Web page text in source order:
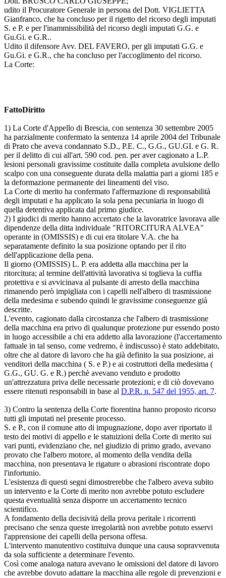
udito il Procuratore Generale in persona del Dott. VIGLIETTA
Gianfranco, che ha concluso per il rigetto del ricorso degli imputati
S. e P. e per l'inammissibilità del ricorso degli imputati G.G. e
Gu.Gi. e G.R..
Udito il difensore Avv. DEL FAVERO, per gli imputati G.G. e
Gu.Gi. e G.R., che ha concluso per l'accoglimento del ricorso.
La Corte:
FattoDiritto
1) La Corte d'Appello di Brescia, con sentenza 30 settembre 2005
ha parzialmente confermato la sentenza 14 aprile 2004 del Tribunale
di Prato che aveva condannato S.D., P.E. C., G.G., GU.GI. e G. R.
per il delitto di cui all'art. 590 cod. pen. per aver cagionato a L.P.
lesioni personali gravissime costituite dalla completa avulsione dello
scalpo con una conseguente durata della malattia pari a giorni 185 e
la deformazione permanente dei lineamenti del viso.
La Corte di merito ha confermato l'affermazione di responsabilità
degli imputati e ha applicato la sola pena pecuniaria in luogo di
quella detentiva applicata dal primo giudice.
2) I giudici di merito hanno accertato che la lavoratrice lavorava alle
dipendenze della ditta individuale "RITORCITURA ALVEA"
operante in (OMISSIS) e di cui era titolare V.A. che ha
separatamente definito la sua posizione optando per il rito
dell'applicazione della pena.
Il giorno (OMISSIS) L. P. era addetta alla macchina per la
ritorcitura; al termine dell'attività lavorativa si toglieva la cuffia
protettiva e si avvicinava al pulsante di arresto della macchina
rimanendo però impigliata con i capelli nell'albero di trasmissione
della medesima e subendo quindi le gravissime conseguenze già
descritte.
L'evento, cagionato dalla circostanza che l'albero di trasmissione
della macchina era privo di qualunque protezione pur essendo posto
in luogo accessibile a chi era addetto alla lavorazione (l'accertamento
fattuale in tal senso, come vedremo, è indiscusso) è stato addebitato,
oltre che al datore di lavoro che ha già definito la sua posizione, ai
venditori della macchina ( S. e P.) e ai costruttori della medesima (
G.G., GU. G. e R.) perchè avevano venduto e prodotto
un'attrezzatura priva delle necessarie protezioni; e di ciò dovevano
essere ritenuti responsabili in base al D.P.R. n. 547 del 1955, art. 7.
3) Contro la sentenza della Corte fiorentina hanno proposto ricorso
tutti gli imputati nel presente processo.
S. e P., con il comune atto di impugnazione, dopo aver riportato il
testo dei motivi di appello e le statuizioni della Corte di merito sui
vari punti, evidenziano che, nel giudizio di primo grado, avevano
provato che l'albero motore, al momento della vendita della
macchina, non presentava le rigature o abrasioni riscontrate dopo
l'infortunio.
L'esistenza di questi segni dimostrerebbe che l'albero aveva subito
un intervento e la Corte di merito non avrebbe potuto escludere
questa eventualità senza disporre un accertamento tecnico
scientifico.
A fondamento della decisività della prova peritale i ricorrenti
precisano che senza queste irregolarità non avrebbe potuto esservi
l'apprensione dei capelli della persona offesa.
L'intervento manutentivo costituiva dunque una causa sopravvenuta
da sola sufficiente a determinare l'evento.
Così come analoga natura avevano le omissioni del datore di lavoro
che avrebbe dovuto adattare la macchina alle regole di prevenzioni e